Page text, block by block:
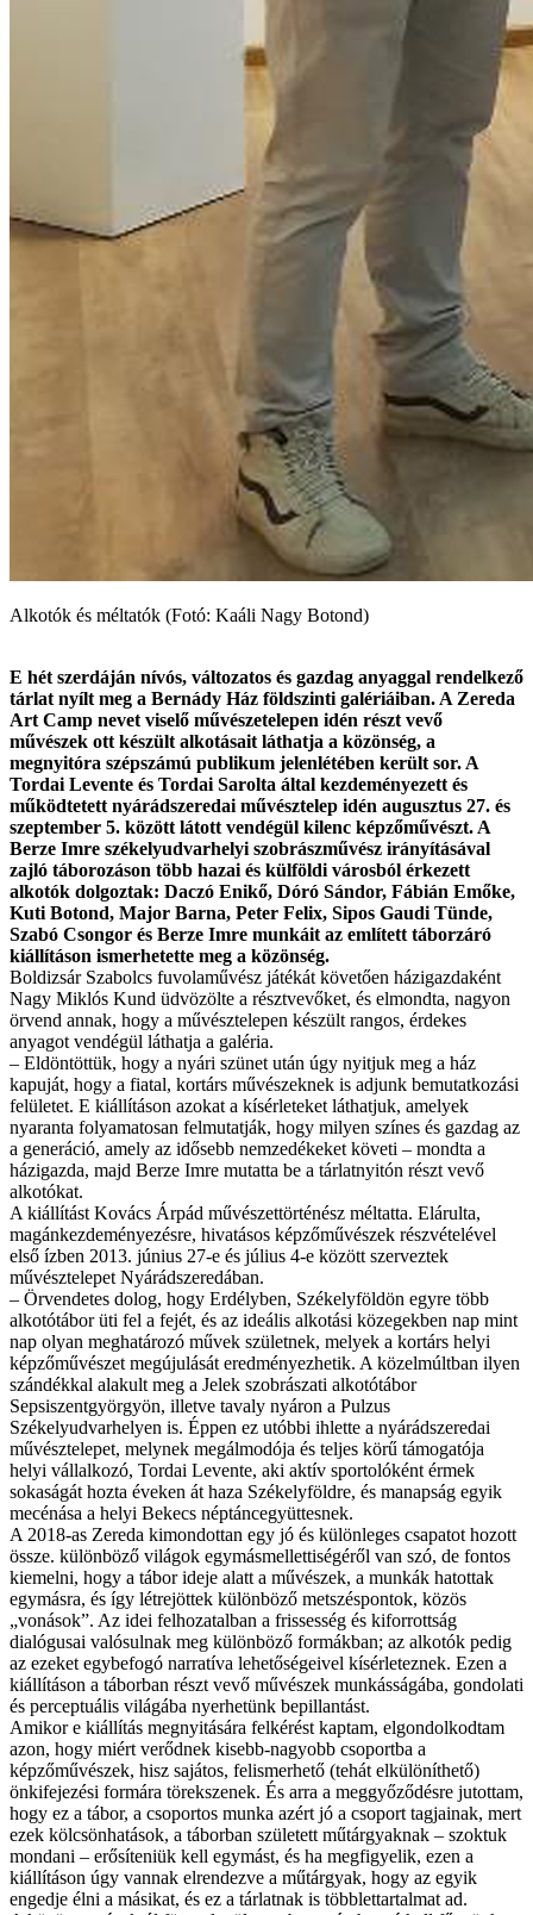
Alkotók és méltatók (Fotó: Kaáli Nagy Botond)
E hét szerdáján nívós, változatos és gazdag anyaggal rendelkező
tárlat nyílt meg a Bernády Ház földszinti galériáiban. A Zereda
Art Camp nevet viselő művészetelepen idén részt vevő
művészek ott készült alkotásait láthatja a közönség, a
megnyitóra szépszámú publikum jelenlétében került sor. A
Tordai Levente és Tordai Sarolta által kezdeményezett és
működtetett nyárádszeredai művésztelep idén augusztus 27. és
szeptember 5. között látott vendégül kilenc képzőművészt. A
Berze Imre székelyudvarhelyi szobrászművész irányításával
zajló táborozáson több hazai és külföldi városból érkezett
alkotók dolgoztak: Daczó Enikő, Dóró Sándor, Fábián Emőke,
Kuti Botond, Major Barna, Peter Felix, Sipos Gaudi Tünde,
Szabó Csongor és Berze Imre munkáit az említett táborzáró
kiállításon ismerhetette meg a közönség.
Boldizsár Szabolcs fuvolaművész játékát követően házigazdaként
Nagy Miklós Kund üdvözölte a résztvevőket, és elmondta, nagyon
örvend annak, hogy a művésztelepen készült rangos, érdekes
anyagot vendégül láthatja a galéria.
– Eldöntöttük, hogy a nyári szünet után úgy nyitjuk meg a ház
kapuját, hogy a fiatal, kortárs művészeknek is adjunk bemutatkozási
felületet. E kiállításon azokat a kísérleteket láthatjuk, amelyek
nyaranta folyamatosan felmutatják, hogy milyen színes és gazdag az
a generáció, amely az idősebb nemzedékeket követi – mondta a
házigazda, majd Berze Imre mutatta be a tárlatnyitón részt vevő
alkotókat.
A kiállítást Kovács Árpád művészettörténész méltatta. Elárulta,
magánkezdeményezésre, hivatásos képzőművészek részvételével
első ízben 2013. június 27-e és július 4-e között szerveztek
művésztelepet Nyárádszeredában.
– Örvendetes dolog, hogy Erdélyben, Székelyföldön egyre több
alkotótábor üti fel a fejét, és az ideális alkotási közegekben nap mint
nap olyan meghatározó művek születnek, melyek a kortárs helyi
képzőművészet megújulását eredményezhetik. A közelmúltban ilyen
szándékkal alakult meg a Jelek szobrászati alkotótábor
Sepsiszentgyörgyön, illetve tavaly nyáron a Pulzus
Székelyudvarhelyen is. Éppen ez utóbbi ihlette a nyárádszeredai
művésztelepet, melynek megálmodója és teljes körű támogatója
helyi vállalkozó, Tordai Levente, aki aktív sportolóként érmek
sokaságát hozta éveken át haza Székelyföldre, és manapság egyik
mecénása a helyi Bekecs néptáncegyüttesnek.
A 2018-as Zereda kimondottan egy jó és különleges csapatot hozott
össze. különböző világok egymásmellettiségéről van szó, de fontos
kiemelni, hogy a tábor ideje alatt a művészek, a munkák hatottak
egymásra, és így létrejöttek különböző metszéspontok, közös
„vonások”. Az idei felhozatalban a frissesség és kiforrottság
dialógusai valósulnak meg különböző formákban; az alkotók pedig
az ezeket egybefogó narratíva lehetőségeivel kísérleteznek. Ezen a
kiállításon a táborban részt vevő művészek munkásságába, gondolati
és perceptuális világába nyerhetünk bepillantást.
Amikor e kiállítás megnyitására felkérést kaptam, elgondolkodtam
azon, hogy miért verődnek kisebb-nagyobb csoportba a
képzőművészek, hisz sajátos, felismerhető (tehát elkülöníthető)
önkifejezési formára törekszenek. És arra a meggyőződésre jutottam,
hogy ez a tábor, a csoportos munka azért jó a csoport tagjainak, mert
ezek kölcsönhatások, a táborban született műtárgyaknak – szoktuk
mondani – erősíteniük kell egymást, és ha megfigyelik, ezen a
kiállításon úgy vannak elrendezve a műtárgyak, hogy az egyik
engedje élni a másikat, és ez a tárlatnak is többlettartalmat ad.